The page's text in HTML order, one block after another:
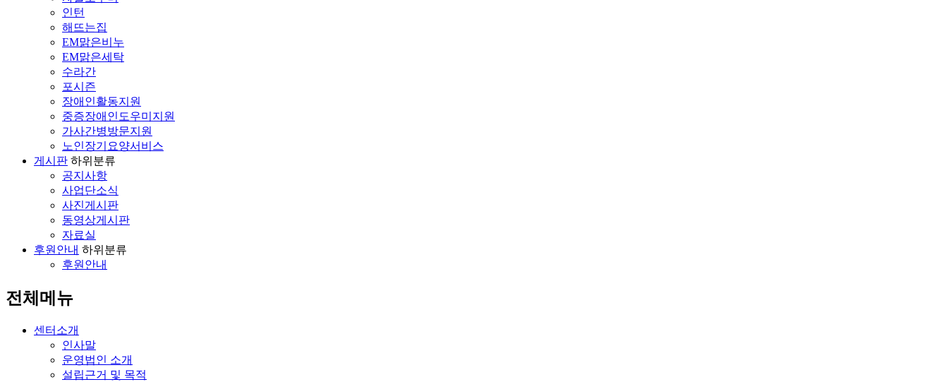
인턴
해뜨는집
EM맑은비누
EM맑은세탁
수라간
포시즌
장애인활동지원
중증장애인도우미지원
가사간병방문지원
노인장기요양서비스
게시판 하위분류
공지사항
사업단소식
사진게시판
동영상게시판
자료실
후원안내 하위분류
후원안내
전체메뉴
센터소개
인사말
운영법인 소개
설립근거 및 목적